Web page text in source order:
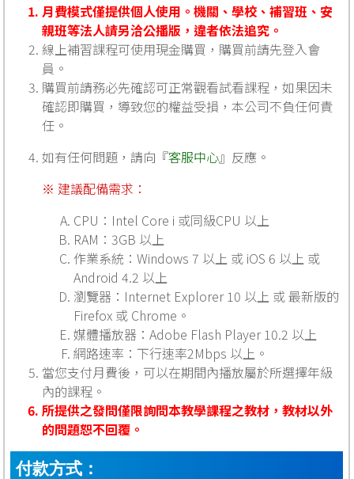
月費模式僅提供個人使用。機關、學校、補習班、安
親班等法人請另洽公播版，違者依法追究。
線上補習課程可使用現金購買，購買前請先登入會
員。
購買前請務必先確認可正常觀看試看課程，如果因未
確認即購買，導致您的權益受損，本公司不負任何責
任。
如有任何問題，請向『客服中心』反應。
※ 建議配備需求：
CPU：Intel Core i 或同級CPU 以上
RAM：3GB 以上
作業系統：Windows 7 以上 或 iOS 6 以上 或
Android 4.2 以上
瀏覽器：Internet Explorer 10 以上 或 最新版的
Firefox 或 Chrome。
媒體播放器：Adobe Flash Player 10.2 以上
網路速率：下行速率2Mbps 以上。
當您支付月費後，可以在期間內播放屬於所選擇年級
內的課程。
所提供之發問僅限詢問本教學課程之教材，教材以外
的問題恕不回覆。
付款方式：